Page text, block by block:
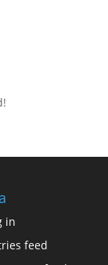
in
feed